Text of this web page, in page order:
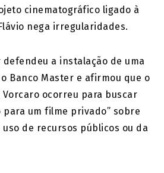
cinematográfico ligado à
nega irregularidades.
defendeu a instalação de uma
Banco Master e afirmou que o
ocorreu para buscar
um filme privado” sobre
uso de recursos públicos ou da